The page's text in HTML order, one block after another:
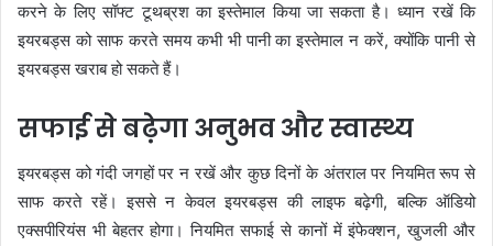
करने के लिए सॉफ्ट टूथब्रश का इस्तेमाल किया जा सकता है। ध्यान रखें कि
इयरबड्स को साफ करते समय कभी भी पानी का इस्तेमाल न करें, क्योंकि पानी से
इयरबड्स खराब हो सकते हैं।
सफाई से बढ़ेगा अनुभव और स्वास्थ्य
इयरबड्स को गंदी जगहों पर न रखें और कुछ दिनों के अंतराल पर नियमित रूप से
साफ करते रहें। इससे न केवल इयरबड्स की लाइफ बढ़ेगी, बल्कि ऑडियो
एक्सपीरियंस भी बेहतर होगा। नियमित सफाई से कानों में इंफेक्शन, खुजली और